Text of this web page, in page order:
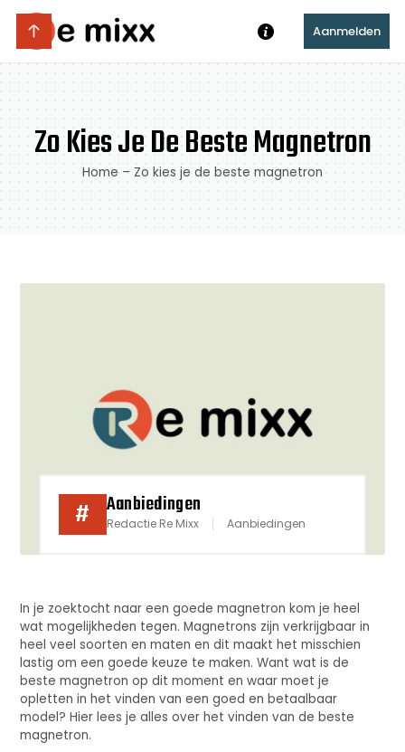
Aanmelden
Zo Kies Je De Beste Magnetron
Home – Zo kies je de beste magnetron
# Aanbiedingen
Redactie Re Mixx Aanbiedingen
In je zoektocht naar een goede magnetron kom je heel
wat mogelijkheden tegen. Magnetrons zijn verkrijgbaar in
heel veel soorten en maten en dit maakt het misschien
lastig om een goede keuze te maken. Want wat is de
beste magnetron op dit moment en waar moet je
opletten in het vinden van een goed en betaalbaar
model? Hier lees je alles over het vinden van de beste
magnetron.